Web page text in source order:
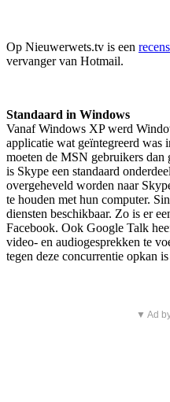
Op Nieuwerwets.tv is een
vervanger van Hotmail.
Standaard in Windows
Vanaf Windows XP werd
applicatie wat geïntegreerd was
moeten de MSN gebruikers
is Skype een standaard
overgeheveld worden naar
te houden met hun computer.
diensten beschikbaar. Zo is er
Facebook. Ook Google Talk
video- en audiogesprekken te
tegen deze concurrentie opkan
▼ Ad